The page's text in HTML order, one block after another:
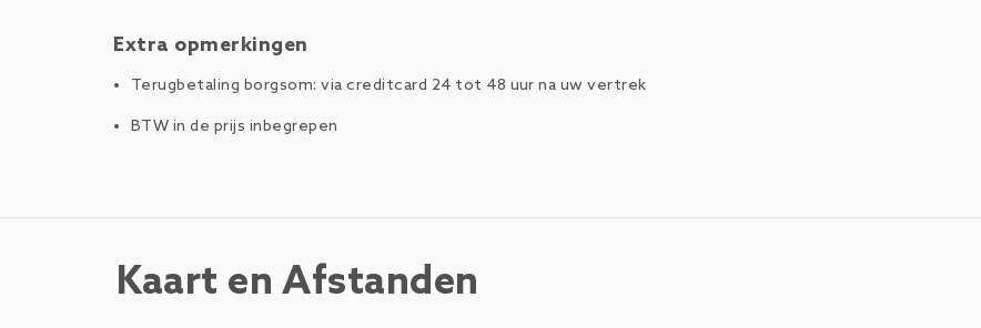
Extra opmerkingen
Terugbetaling borgsom: via creditcard 24 tot 48 uur na uw vertrek
BTW in de prijs inbegrepen
Kaart en Afstanden